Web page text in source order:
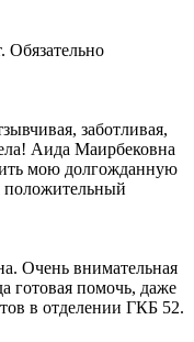
Обязательно
заботливая,
Аида Маирбековна
мою долгожданную
положительный
Очень внимательная
готовая помочь, даже
в отделении ГКБ 52.